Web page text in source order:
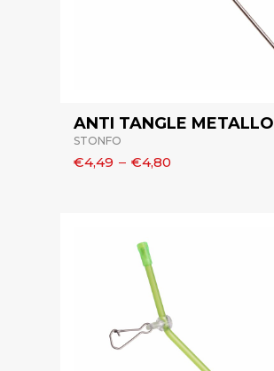
ANTI TANGLE METALLO
STONFO
€4,49 – €4,80